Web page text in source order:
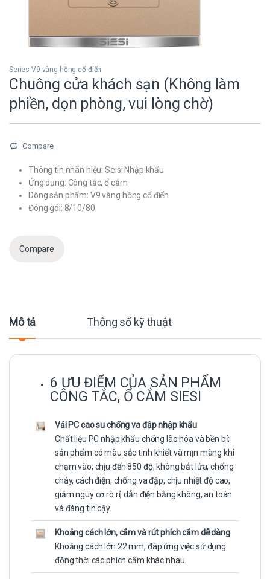
Series V9 vàng hồng cổ điển
Chuông cửa khách sạn (Không làm
phiền, dọn phòng, vui lòng chờ)
Compare
Thông tin nhãn hiệu: Seisi Nhập khẩu
Ứng dụng: Công tắc, ổ cắm
Dòng sản phẩm: V9 vàng hồng cổ điển
Đóng gói: 8/10/80
Compare
Mô tả Thông số kỹ thuật
6 ƯU ĐIỂM CỦA SẢN PHẨM
CÔNG TẮC, Ổ CẮM SIESI
Vải PC cao su chống va đập nhập khẩu
Chất liệu PC nhập khẩu chống lão hóa và bền bỉ;
sản phẩm có màu sắc tinh khiết và mịn màng khi
chạm vào; chịu đến 850 độ, không bắt lửa, chống
cháy, cách điện, chống va đập, chịu nhiệt độ cao,
giảm nguy cơ rò rỉ, dẫn điện bằng không, an toàn
và đáng tin cậy.
Khoảng cách lớn, cắm và rút phích cắm dễ dàng
Khoảng cách lớn 22 mm, đáp ứng việc sử dụng
đồng thời các phích cắm khác nhau.